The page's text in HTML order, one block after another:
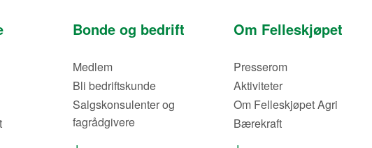
Bonde og bedrift
Medlem
Bli bedriftskunde
Salgskonsulenter og
fagrådgivere
Om Felleskjøpet
Presserom
Aktiviteter
Om Felleskjøpet Agri
Bærekraft
Våre butikker og åpningstider